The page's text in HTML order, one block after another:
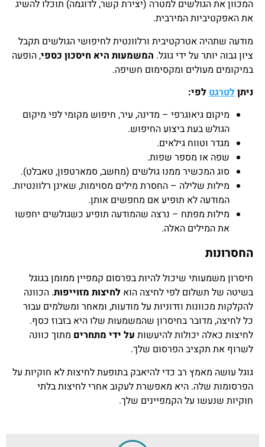
המכוון את הגולשים למטרה (יצירת קשר, לדוגמה) תוכלו להשיג
את האפקטיביות המירבית.
מודעה שתהיה אטרקטיבית ורלוונטית לחיפושי הגולשים תקבל
ציון גבוה יותר על ידי גוגל. המשמעות היא חיסכון כספי, הופעה
במיקומים מעולים ומקסימום חשיפה.
ניתןלטרגטלפי:
מיקום גיאוגרפי – מדינה, עיר, חיפוש מקומי לפי מיקום
הגולש בעת ביצוע החיפוש.
מגדר וטווח גילאים.
שפה או מספר שפות.
סוג המכשיר ממנו גולשים (מחשב, סמארטפון, טאבלט).
מילות שלילה – החסרת מילים מסוימות, שאינן רלוונטיות.
המודעה לא תופיע אם מחפשים אותן.
מילות מפתח – נרצה שהמודעה תופיע כשגולשים יחפשו
את המילים האלה.
החסרונות
חיסרון משמעותי שיכול להיות בפרסום קמפיין ממומן בגוגל
בשיטה של תשלום לפי לחיצה הוא לחיצות מזוייפות. הכוונה
להקלקות מכוונות וזדוניות על מודעות, ומאחר ומשלמים עבור
כל לחיצה, מדובר בחיסרון שהמשמעות שלו היא בזבוז כסף.
לחיצות כאלה יכולות להיעשות על ידי מתחרים מתוך כוונה
לשרוף את תקציב הפרסום שלך.
גוגל עושה מאמץ רב כדי להיאבק בתופעת לחיצות לא חוקיות על
הפרסומות שלה. היא מאפשרת לעקוב אחרי לחיצות בלתי
חוקיות שנעשו על הקמפיינים שלך.